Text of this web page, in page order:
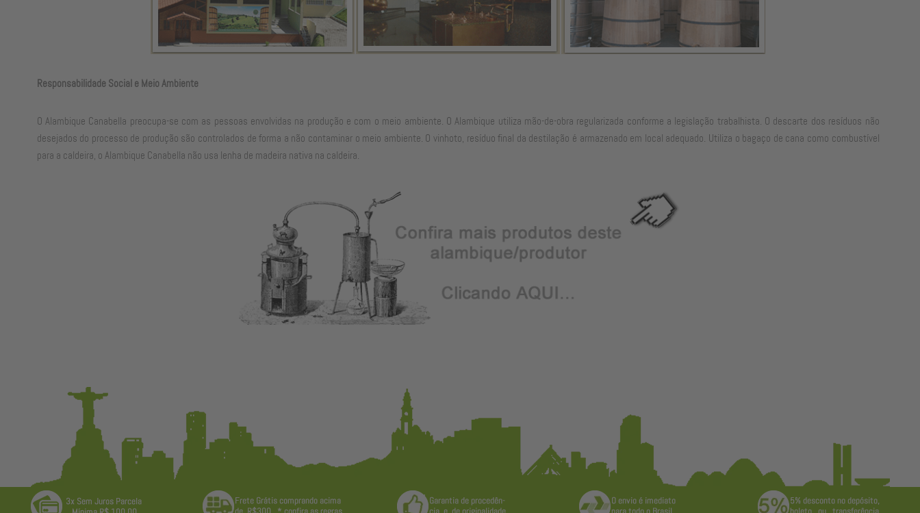
Responsabilidade Social e Meio Ambiente
O Alambique Canabella preocupa-se com as pessoas envolvidas na produção e com o meio ambiente. O Alambique utiliza mão-de-obra regularizada conforme a legislação trabalhista. O descarte dos resíduos não
desejados do processo de produção são controlados de forma a não contaminar o meio ambiente. O vinhoto, resíduo final da destilação é armazenado em local adequado. Utiliza o bagaço de cana como combustível
para a caldeira, o Alambique Canabella não usa lenha de madeira nativa na caldeira.